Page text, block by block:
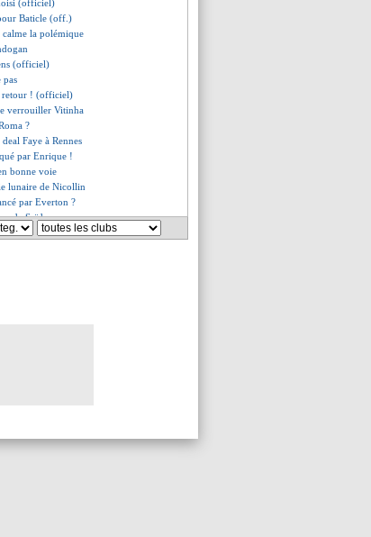
(officiel)
Baticle (off.)
la polémique
(officiel)
pas
retour ! (officiel)
verrouiller Vitinha
?
Faye à Rennes
par Enrique !
bonne voie
lunaire de Nicollin
par Everton ?
de Saïd
encore actif ?